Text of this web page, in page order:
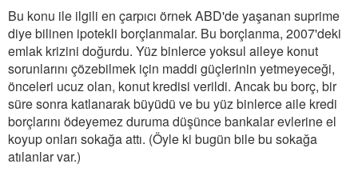
Bu konu ile ilgili en çarpıcı örnek ABD'de yaşanan suprime
diye bilinen ipotekli borçlanmalar. Bu borçlanma, 2007'deki
emlak krizini doğurdu. Yüz binlerce yoksul aileye konut
sorunlarını çözebilmek için maddi güçlerinin yetmeyeceği,
önceleri ucuz olan, konut kredisi verildi. Ancak bu borç, bir
süre sonra katlanarak büyüdü ve bu yüz binlerce aile kredi
borçlarını ödeyemez duruma düşünce bankalar evlerine el
koyup onları sokağa attı. (Öyle ki bugün bile bu sokağa
atılanlar var.)